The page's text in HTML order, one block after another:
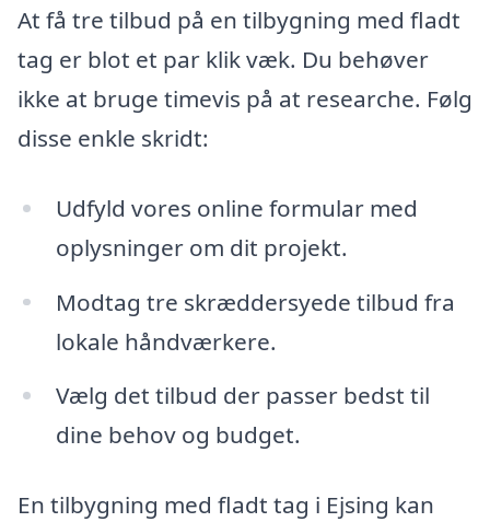
At få tre tilbud på en tilbygning med fladt
tag er blot et par klik væk. Du behøver
ikke at bruge timevis på at researche. Følg
disse enkle skridt:
Udfyld vores online formular med
oplysninger om dit projekt.
Modtag tre skræddersyede tilbud fra
lokale håndværkere.
Vælg det tilbud der passer bedst til
dine behov og budget.
En tilbygning med fladt tag i Ejsing kan